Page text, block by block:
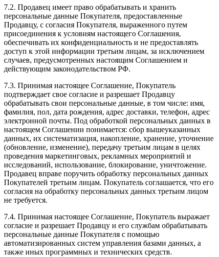
7.2. Продавец имеет право обрабатывать и хранить
персональные данные Покупателя, предоставленные
Продавцу, с согласия Покупателя, выраженного путем
присоединения к условиям настоящего Соглашения,
обеспечивать их конфиденциальность и не предоставлять
доступ к этой информации третьим лицам, за исключением
случаев, предусмотренных настоящим Соглашением и
действующим законодательством РФ.
7.3. Принимая настоящее Соглашение, Покупатель
подтверждает свое согласие и разрешает Продавцу
обрабатывать свои персональные данные, в том числе: имя,
фамилия, пол, дата рождения, адрес доставки, телефон, адрес
электронной почты. Под обработкой персональных данных в
настоящем Соглашении понимается: сбор вышеуказанных
данных, их систематизация, накопление, хранение, уточнение
(обновление, изменение), передачу третьим лицам в целях
проведения маркетинговых, рекламных мероприятий и
исследований, использование, блокирование, уничтожение.
Продавец вправе поручить обработку персональных данных
Покупателей третьим лицам. Покупатель соглашается, что его
согласия на обработку персональных данных третьим лицом
не требуется.
7.4. Принимая настоящее Соглашение, Покупатель выражает
согласие и разрешает Продавцу и его службам обрабатывать
персональные данные Покупателя с помощью
автоматизированных систем управления базами данных, а
также иных программных и технических средств.